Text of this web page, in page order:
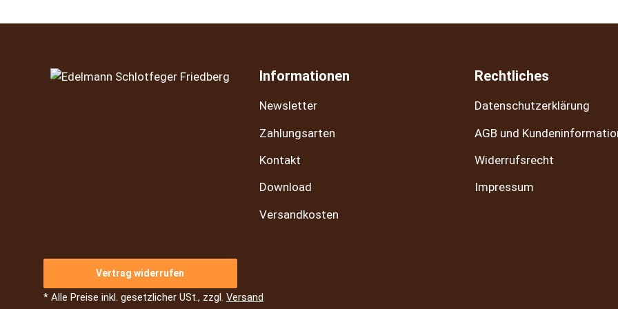
Informationen
Newsletter
Zahlungsarten
Kontakt
Download
Versandkosten
Rechtliches
Datenschutzerklärung
AGB und
Widerrufsrecht
Impressum
Vertrag widerrufen
* Alle Preise inkl. gesetzlicher USt., zzgl. Versand